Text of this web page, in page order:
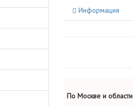
Информация
По Москве и области